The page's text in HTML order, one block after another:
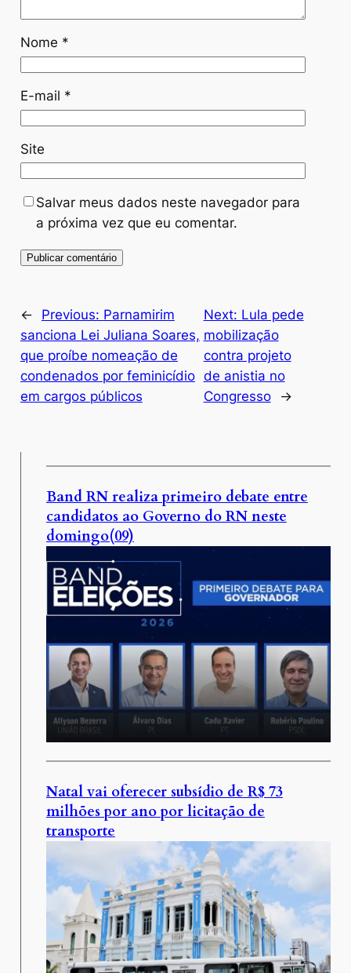
Nome *
E-mail *
Site
Salvar meus dados neste navegador para
a próxima vez que eu comentar.
← Previous: Parnamirim
sanciona Lei Juliana Soares,
que proíbe nomeação de
condenados por feminicídio
em cargos públicos
Next: Lula pede
mobilização
contra projeto
de anistia no
Congresso
→
Band RN realiza primeiro debate entre
candidatos ao Governo do RN neste
domingo(09)
Natal vai oferecer subsídio de R$ 73
milhões por ano por licitação de
transporte